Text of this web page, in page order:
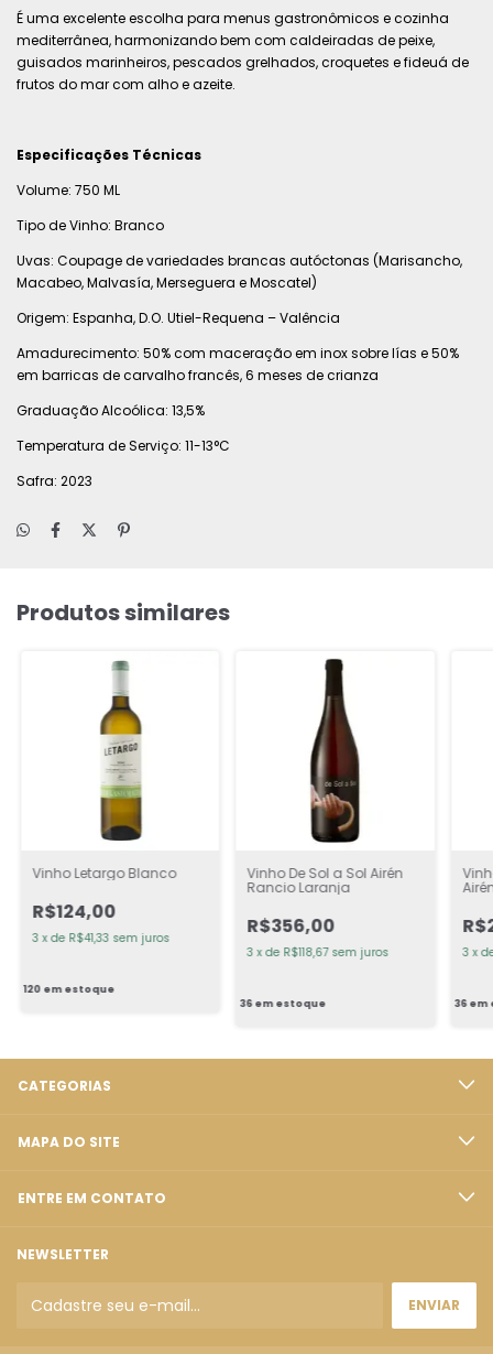
É uma excelente escolha para menus gastronômicos e cozinha
mediterrânea, harmonizando bem com caldeiradas de peixe,
guisados marinheiros, pescados grelhados, croquetes e fideuá de
frutos do mar com alho e azeite.
Especificações Técnicas
Volume: 750 ML
Tipo de Vinho: Branco
Uvas: Coupage de variedades brancas autóctonas (Marisancho,
Macabeo, Malvasía, Merseguera e Moscatel)
Origem: Espanha, D.O. Utiel-Requena – Valência
Amadurecimento: 50% com maceração em inox sobre lías e 50%
em barricas de carvalho francês, 6 meses de crianza
Graduação Alcoólica: 13,5%
Temperatura de Serviço: 11-13°C
Safra: 2023
Produtos similares
Vinho Letargo Blanco
R$124,00
3 x de R$41,33 sem juros
120 em estoque
Vinho De Sol a Sol Airén
Rancio Laranja
R$356,00
3 xde R$118,67 sem juros
36em estoque
3 x
36em
CATEGORIAS
MAPA DO SITE
ENTRE EM CONTATO
NEWSLETTER